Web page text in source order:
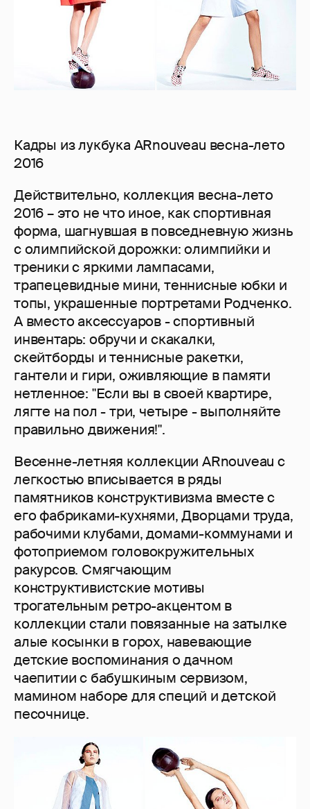
Кадры из лукбука ARnouveau весна-лето
2016
Действительно, коллекция весна-лето
2016 – это не что иное, как спортивная
форма, шагнувшая в повседневную жизнь
с олимпийской дорожки: олимпийки и
треники с яркими лампасами,
трапецевидные мини, теннисные юбки и
топы, украшенные портретами Родченко.
А вместо аксессуаров - спортивный
инвентарь: обручи и скакалки,
скейтборды и теннисные ракетки,
гантели и гири, оживляющие в памяти
нетленное: "Если вы в своей квартире,
лягте на пол - три, четыре - выполняйте
правильно движения!".
Весенне-летняя коллекции ARnouveau с
легкостью вписывается в ряды
памятников конструктивизма вместе с
его фабриками-кухнями, Дворцами труда,
рабочими клубами, домами-коммунами и
фотоприемом головокружительных
ракурсов. Смягчающим
конструктивистские мотивы
трогательным ретро-акцентом в
коллекции стали повязанные на затылке
алые косынки в горох, навевающие
детские воспоминания о дачном
чаепитии с бабушкиным сервизом,
мамином наборе для специй и детской
песочнице.